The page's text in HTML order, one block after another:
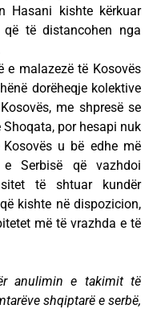
Hasani kishte kërkuar
të distancohen nga
e malazezë të Kosovës
dorëheqje kolektive
me shpresë se
por hesapi nuk
u bë edhe më
Serbisë që vazhdoi
të shtuar kundër
kishte në dispozicion,
më të vrazhda e të
anulimin e takimit të
shqiptarë e serbë,